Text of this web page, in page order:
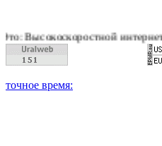
интернет,